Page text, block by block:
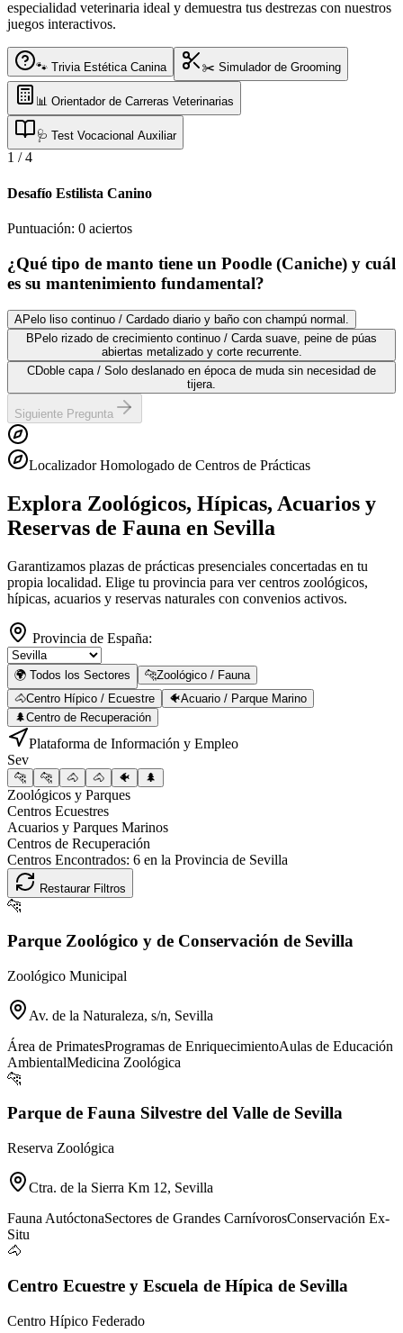
especialidad veterinaria ideal y demuestra tus destrezas con nuestros
juegos interactivos.
🐾 Trivia Estética Canina ✂️ Simulador de Grooming
📊 Orientador de Carreras Veterinarias
🩺 Test Vocacional Auxiliar
1 /4
Desafío Estilista Canino
Puntuación: 0 aciertos
¿Qué tipo de manto tiene un Poodle (Caniche) y cuál
es su mantenimiento fundamental?
APelo liso continuo / Cardado diario y baño con champú normal.
B Pelo rizado de crecimiento continuo / Carda suave, peine de púas
abiertas metalizado y corte recurrente.
CDoble capa / Solo deslanado en época de muda sin necesidad de
tijera.
Siguiente Pregunta
Localizador Homologado de Centros de Prácticas
Explora Zoológicos, Hípicas, Acuarios y
Reservas de Fauna en Sevilla
Garantizamos plazas de prácticas presenciales concertadas en tu
propia localidad. Elige tu provincia para ver centros zoológicos,
hípicas, acuarios y reservas naturales con convenios activos.
Provincia de España:
🌍 Todos los Sectores 🐆Zoológico / Fauna
🐴Centro Hípico / Ecuestre 🐠Acuario / Parque Marino
🌲Centro de Recuperación
Plataforma de Información y Empleo
Sev
🐆 🐆 🐴 🐴 🐠 🌲
Zoológicos y Parques
Centros Ecuestres
Acuarios y Parques Marinos
Centros de Recuperación
Centros Encontrados: 6 en la Provincia de Sevilla
Restaurar Filtros
🐆
Parque Zoológico y de Conservación de Sevilla
Zoológico Municipal
Av. de la Naturaleza, s/n, Sevilla
Área de PrimatesProgramas de EnriquecimientoAulas de Educación
AmbientalMedicina Zoológica
🐆
Parque de Fauna Silvestre del Valle de Sevilla
Reserva Zoológica
Ctra. de la Sierra Km 12, Sevilla
Fauna AutóctonaSectores de Grandes CarnívorosConservación Ex-
Situ
🐴
Centro Ecuestre y Escuela de Hípica de Sevilla
Centro Hípico Federado